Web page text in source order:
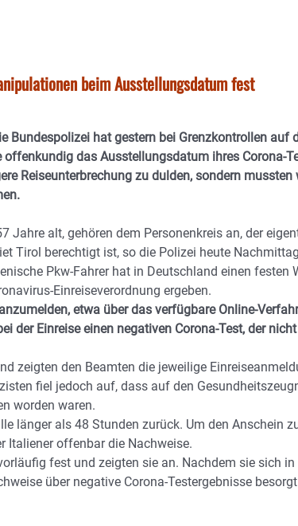
beim Ausstellungsdatum fest
Bundespolizei hat gestern bei Grenzkontrollen auf
das Ausstellungsdatum ihres Corona-
Reiseunterbrechung zu dulden, sondern mussten
Jahre alt, gehören dem Personenkreis an, der
Tirol berechtigt ist, so die Polizei heute
Pkw-Fahrer hat in Deutschland einen festen
Einreiseverordnung ergeben.
etwa über das verfügbare Online-
der Einreise einen negativen Corona-Test, der
zeigten den Beamten die jeweilige
fiel jedoch auf, dass auf den
worden waren.
länger als 48 Stunden zurück. Um den Anschein
Italiener offenbar die Nachweise.
fest und zeigten sie an. Nachdem sie sich in
über negative Corona-Testergebnisse